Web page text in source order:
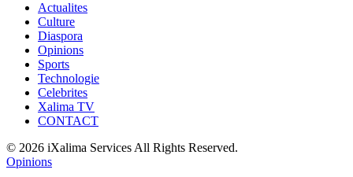
Actualites
Culture
Diaspora
Opinions
Sports
Technologie
Celebrites
Xalima TV
CONTACT
© 2026 iXalima Services All Rights Reserved.
Opinions